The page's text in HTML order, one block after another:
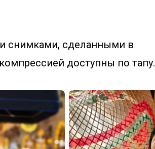
снимками, сделанными в
доступны по тапу.